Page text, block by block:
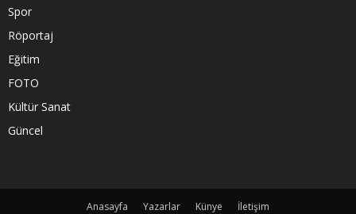
Spor
Röportaj
Eğitim
FOTO
Kültür Sanat
Güncel
Anasayfa Yazarlar Künye
İletişim